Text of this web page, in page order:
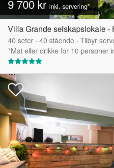
9 700 kr inkl. servering*
40seter · 40stående · Tilbyr
*Mat eller drikke for 10 personer